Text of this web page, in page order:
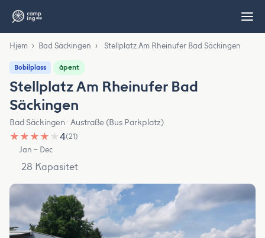
Hjem › Bad Säckingen › Stellplatz Am Rheinufer Bad Säckingen
Bobilplass åpent
Stellplatz Am Rheinufer Bad
Säckingen
Bad Säckingen · Austraße (Bus Parkplatz)
★ ★ ★ ★ ★4(21)
Jan – Dec
28 Kapasitet